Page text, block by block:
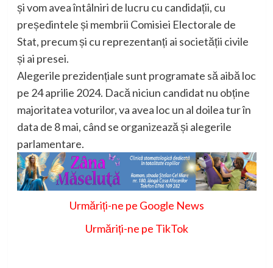
și vom avea întâlniri de lucru cu candidații, cu
președintele și membrii Comisiei Electorale de
Stat, precum și cu reprezentanți ai societății civile
și ai presei.
Alegerile prezidențiale sunt programate să aibă loc
pe 24 aprilie 2024. Dacă niciun candidat nu obține
majoritatea voturilor, va avea loc un al doilea tur în
data de 8 mai, când se organizează și alegerile
parlamentare.
Urmăriți-ne pe Google News
Urmăriți-ne pe TikTok